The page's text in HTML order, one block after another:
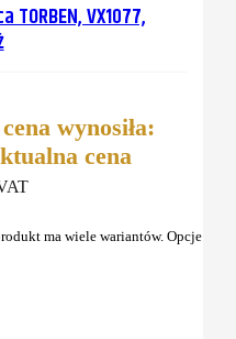
VX1077,
wynosiła:
cena
ma wiele wariantów. Opcje